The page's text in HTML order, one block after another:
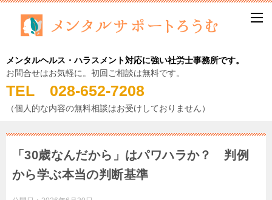
メンタルヘルス・ハラスメント対応に強い社労士事務所です。
お問合せはお気軽に。初回ご相談は無料です。
TEL 028-652-7208
（個人的な内容の無料相談はお受けしておりません）
「30歳なんだから」はパワハラか？ 判例
から学ぶ本当の判断基準